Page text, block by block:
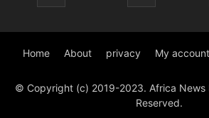
Home About privacy My account
© Copyright (c) 2019-2023. Africa News
Reserved.